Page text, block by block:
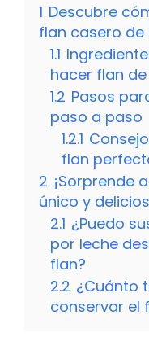
1 Descubre
flan casero
1.1
hacer flan
1.2 Pasos
paso a paso
1.2.1
flan
2 ¡Sorprende
único y
2.1 ¿Puedo
por leche
flan?
2.2 ¿Cuánto
conservar el